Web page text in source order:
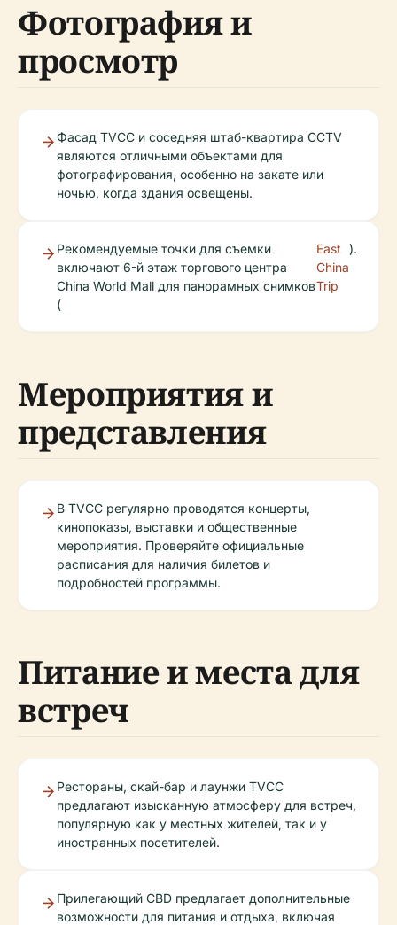
Фотография и
просмотр
Фасад TVCC и соседняя штаб-квартира CCTV
являются отличными объектами для
фотографирования, особенно на закате или
ночью, когда здания освещены.
Рекомендуемые точки для съемки
включают 6-й этаж торгового центра
China World Mall для панорамных снимков
(
East
China
Trip
).
Мероприятия и
представления
В TVCC регулярно проводятся концерты,
кинопоказы, выставки и общественные
мероприятия. Проверяйте официальные
расписания для наличия билетов и
подробностей программы.
Питание и места для
встреч
Рестораны, скай-бар и лаунжи TVCC
предлагают изысканную атмосферу для встреч,
популярную как у местных жителей, так и у
иностранных посетителей.
Прилегающий CBD предлагает дополнительные
возможности для питания и отдыха, включая